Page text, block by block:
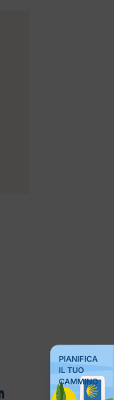
PIANIFICA
IL TUO
CAMMINO